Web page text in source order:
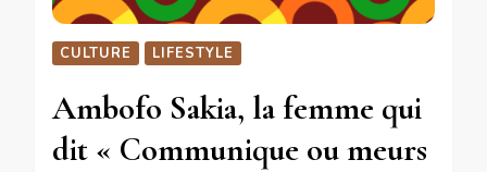
CULTURE LIFESTYLE
Ambofo Sakia, la femme qui
dit « Communique ou meurs